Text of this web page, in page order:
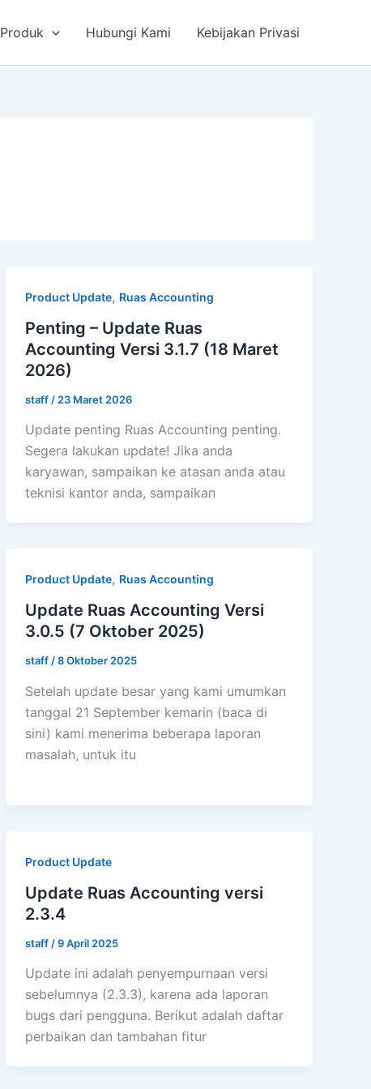
Produk Hubungi Kami Kebijakan Privasi
Product Update, Ruas Accounting
Penting – Update Ruas
Accounting Versi 3.1.7 (18 Maret
2026)
staff / 23 Maret 2026
Update penting Ruas Accounting penting.
Segera lakukan update! Jika anda
karyawan, sampaikan ke atasan anda atau
teknisi kantor anda, sampaikan
Product Update, Ruas Accounting
Update Ruas Accounting Versi
3.0.5 (7 Oktober 2025)
staff /8 Oktober 2025
Setelah update besar yang kami umumkan
tanggal 21 September kemarin (baca di
sini) kami menerima beberapa laporan
masalah, untuk itu
Product Update
Update Ruas Accounting versi
2.3.4
staff /9 April 2025
Update ini adalah penyempurnaan versi
sebelumnya (2.3.3), karena ada laporan
bugs dari pengguna. Berikut adalah daftar
perbaikan dan tambahan fitur